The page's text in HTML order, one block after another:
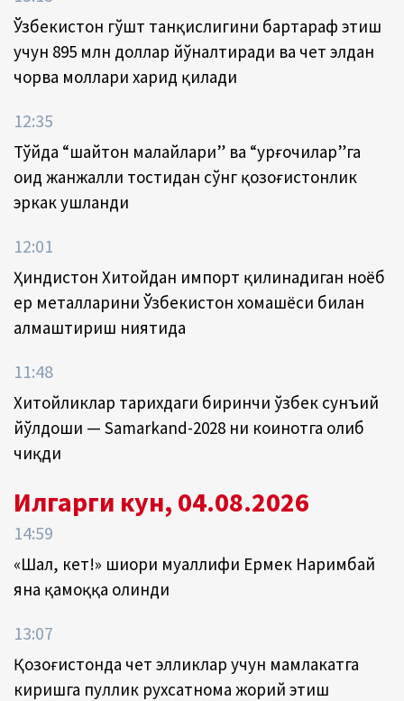
Ўзбекистон гўшт танқислигини бартараф этиш
учун 895 млн доллар йўналтиради ва чет элдан
чорва моллари харид қилади
12:35
Тўйда “шайтон малайлари” ва “урғочилар”га
оид жанжалли тостидан сўнг қозоғистонлик
эркак ушланди
12:01
Ҳиндистон Хитойдан импорт қилинадиган ноёб
ер металларини Ўзбекистон хомашёси билан
алмаштириш ниятида
11:48
Хитойликлар тарихдаги биринчи ўзбек сунъий
йўлдоши — Samarkand-2028 ни коинотга олиб
чиқди
Илгарги кун, 04.08.2026
14:59
«Шал, кет!» шиори муаллифи Ермек Наримбай
яна қамоққа олинди
13:07
Қозоғистонда чет элликлар учун мамлакатга
киришга пуллик рухсатнома жорий этиш